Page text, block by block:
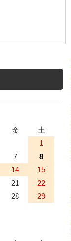
金
土
1
7
8
14
15
21
22
28
29